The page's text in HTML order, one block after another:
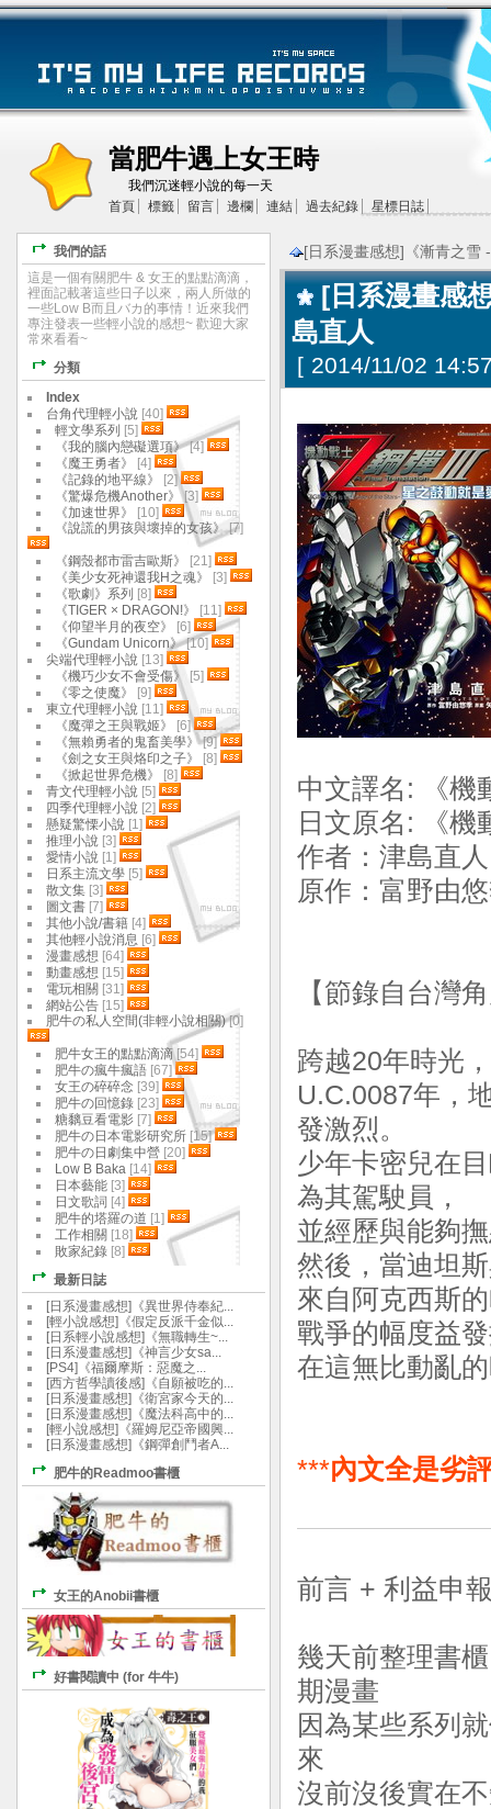
當肥牛遇上女王時
我們沉迷輕小說的每一天
首頁
標籤 留言 邊欄 連結 過去紀錄 星標日誌
[日系漫畫感想]《漸青之雪
[日系漫畫感
島直人
[ 2014/11/02
中文譯名: 《
日文原名: 《
作者：津島
原作：富野由
【節錄自台灣
跨越20年時光
U.C.0087年，
發激烈。
少年卡密兒在
為其駕駛員，
並經歷與能夠
然後，當迪坦
來自阿克西斯
戰爭的幅度益
在這無比動亂
***內文全是劣
前言 + 利益申
幾天前整理書
期漫畫
因為某些系列
來
沒前沒後實在
我們的話
這是一個有關肥牛 & 女王的點點滴滴，
裡面記載著這些日子以來，兩人所做的
一些Low B而且バカ的事情！近來我們
專注發表一些輕小說的感想~ 歡迎大家
常來看看~
分類
Index
台角代理輕小說 [40]
輕文學系列 [5]
《我的腦內戀礙選項》[4]
《魔王勇者》
[4]
《記錄的地平線》
[2]
《驚爆危機Another》[3]
《加速世界》
[10]
《說謊的男孩與壞掉的女孩》[7]
《鋼殼都市雷吉歐斯》
[21]
《美少女死神還我H之魂》
[3]
《歌劇》系列 [8]
《TIGER × DRAGON!》
[11]
《仰望半月的夜空》
[6]
《Gundam Unicorn》[10]
尖端代理輕小說 [13]
《機巧少女不會受傷》
[5]
《零之使魔》
[9]
東立代理輕小說 [11]
《魔彈之王與戰姬》
[6]
《無賴勇者的鬼畜美學》[9]
《劍之女王與烙印之子》
[8]
《掀起世界危機》
[8]
青文代理輕小說 [5]
四季代理輕小說 [2]
懸疑驚慄小說 [1]
推理小說 [3]
愛情小說 [1]
日系主流文學 [5]
散文集 [3]
圖文書 [7]
其他小說/書籍 [4]
其他輕小說消息 [6]
漫畫感想 [64]
動畫感想 [15]
電玩相關 [31]
網站公告 [15]
肥牛の私人空間(非輕小說相關)[0]
肥牛女王的點點滴滴[54]
肥牛の瘋牛瘋語 [67]
女王の碎碎念 [39]
肥牛の回憶錄 [23]
糖黐豆看電影 [7]
肥牛の日本電影研究所 [15]
肥牛の日劇集中營 [20]
Low B Baka [14]
日本藝能 [3]
日文歌詞 [4]
肥牛的塔羅の道 [1]
工作相關 [18]
敗家紀錄 [8]
最新日誌
[日系漫畫感想]《異世界侍奉紀...
[輕小說感想]《假定反派千金似...
[日系輕小說感想]《無職轉生~...
[日系漫畫感想]《神言少女sa...
[PS4]《福爾摩斯：惡魔之...
[西方哲學讀後感]《自願被吃的...
[日系漫畫感想]《衛宮家今天的...
[日系漫畫感想]《魔法科高中的...
[輕小說感想]《羅姆尼亞帝國興...
[日系漫畫感想]《鋼彈創鬥者A...
肥牛的Readmoo書櫃
女王的Anobii書櫃
好書閱讀中 (for 牛牛)